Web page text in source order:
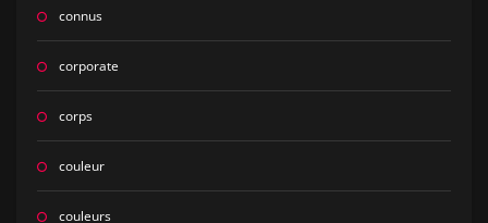
connus
corporate
corps
couleur
couleurs